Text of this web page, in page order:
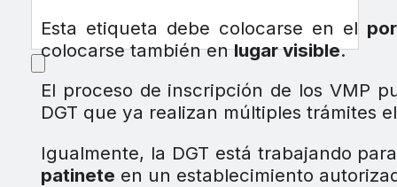
Esta etiqueta debe colocarse en el
colocarse también enlugar visible.
El proceso de inscripción de los VMP
DGT que ya realizan múltiples trámites
Igualmente, la DGT está trabajando
patinete en un establecimiento